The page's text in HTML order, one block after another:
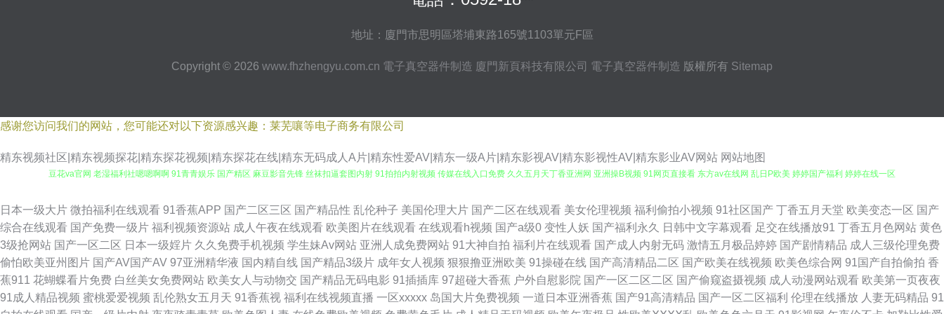
地址：廈門市思明區塔埔東路165號1103單元F區
Copyright © 2026 www.fhzhengyu.com.cn 電子真空器件制造 廈門新頁科技有限公司 電子真空器件制造 版權所有 Sitemap
感谢您访问我们的网站，您可能还对以下资源感兴趣：莱芜嚷等电子商务有限公司
精东视频社区|精东视频探花|精东探花视频|精东探花在线|精东无码成人A片|精东性爱AV|精东一级A片|精东影视AV|精东影视性AV|精东影业AV网站 网站地图
豆花va官网 老湿福利社嗯嗯啊啊 91青青娱乐 国产精区 麻豆影音先锋 丝袜扣逼套图内射 91拍拍内射视频 传媒在线入口免费 久久五月天丁香亚洲网 亚洲操B视频 91网页直接看 东方av在线网 乱日P欧美 婷婷国产福利 婷婷在线一区
视频在线看 超碰操美女 av导航网在线 亚洲特色色情三级毛片 韩国成人AV三级片 91大神磁力 极品一线天图 欧美高清在线视频 91人人摸人人操97 日本三级99 91写真福利 先锋资源av色版 成人午夜剧场A片 夜先锋女人AV资源 豆奶
导航东京热 影音先锋资源AV站 久草视频久久色 91视频网 欧美四级成人兽视频 91综合播放在线 欧美幸爱 91人妻白丝 欧美精品7页 91欧美麻豆精品久久 青青草社区伊人 91午夜福利片电影 日韩欧美日韩久久 91资源超碰总站 婷婷
激情丁香七月 豆花黑料导航 香蕉祝频 超碰91日韩激情 影先锋熟女 国产探花片 九九成人精品 91女神福利视频在线 日韩综合视频专区 ts人妖干美女 亚洲不卡网 国产视频小说91 91插吧 久合色网 91黑丝福利 九一视频在线视频 91制
日本一级大片 微拍福利在线观看 91香蕉APP 国产二区三区 国产精品性 乱伦种子 美国伦理大片 国产二区在线观看 美女伦理视频 福利偷拍小视频 91社区国产 丁香五月天堂 欧美变态一区 国产
综合在线观看 国产免费一级片 福利视频资源站 成人午夜在线观看 欧美图片在线观看 在线观看h视频 国产a级0 变性人妖 国产福利永久 日韩中文字幕观看 足交在线播放91 丁香五月色网站 黄色
3级抢网站 国产一区二区 日本一级婬片 久久免费手机视频 学生妹Av网站 亚洲人成免费网站 91大神自拍 福利片在线观看 国产成人内射无码 激情五月极品婷婷 国产剧情精品 成人三级伦理免费
偷怕欧美亚州图片 国产AV国产AV 97亚洲精华液 国内精自线 国产精品3级片 成年女人视频 狠狠撸亚洲欧美 91操碰在线 国产高清精品二区 国产欧美在线视频 欧美色综合网 91国产自拍偷拍 香
蕉911 花蝴蝶看片免费 白丝美女免费网站 欧美女人与动物交 国产精品无码电影 91插插库 97超碰大香蕉 户外自慰影院 国产一区二区二区 国产偷窥盗摄视频 成人动漫网站观看 欧美第一页夜夜
91成人精品视频 蜜桃爱爱视频 乱伦熟女五月天 91香蕉视 福利在线视频直播 一区xxxxx 岛国大片免费视频 一道日本亚洲香蕉 国产91高清精品 国产一区二区福利 伦理在线播放 人妻无码精品 91